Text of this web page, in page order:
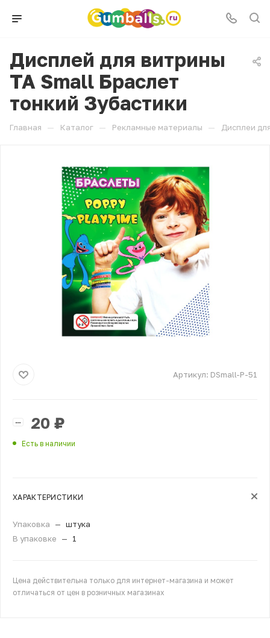
Дисплей для витрины
ТА Small Браслет
тонкий Зубастики
Главная — Каталог — Рекламные материалы — Дисплеи
Артикул: DSmall-P-51
20 ₽
Есть в наличии
ХАРАКТЕРИСТИКИ
Упаковка — штука
В упаковке
— 1
Цена действительна только для интернет-магазина и может
отличаться от цен в розничных магазинах